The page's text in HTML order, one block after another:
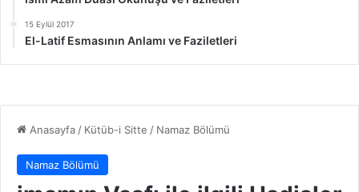
15 Eylül 2017
El-Latif Esmasının Anlamı ve Faziletleri